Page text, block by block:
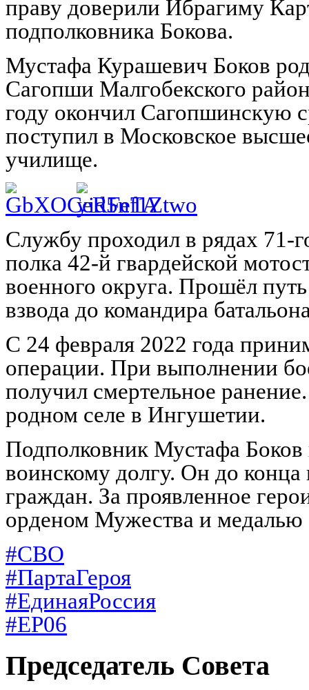
праву доверили Ибрагиму
подполковника Бокова.
Мустафа Курашевич Боков
Сагопши Малгобекского
году окончил Сагопшинскую
поступил в Московское
училище.
Службу проходил в рядах 71-
полка 42-й гвардейской
военного округа. Прошёл
взвода до командира
С 24 февраля 2022 года
операции. При выполнении
получил смертельное
родном селе в Ингушетии.
Подполковник Мустафа Боков
воинскому долгу. Он до
граждан. За проявленное
орденом Мужества и медалью
#СВО
#ПартаГероя
#ЕдинаяРоссия
#ЕР06
Председатель Совета